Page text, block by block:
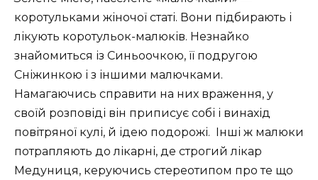
коротульками жіночої статі. Вони підбирають і
лікують коротульок-малюків. Незнайко
знайомиться із Синьоочкою, її подругою
Сніжинкою і з іншими малючками.
Намагаючись справити на них враження, у
своїй розповіді він приписує собі і винахід
повітряної кулі, й ідею подорожі. Інші ж малюки
потрапляють до лікарні, де строгий лікар
Медуниця, керуючись стереотипом про те що